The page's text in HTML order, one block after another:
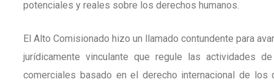
potenciales y reales sobre los derechos humanos.
El Alto Comisionado hizo un llamado contundente para
jurídicamente vinculante que regule las actividades
comerciales basado en el derecho internacional de los